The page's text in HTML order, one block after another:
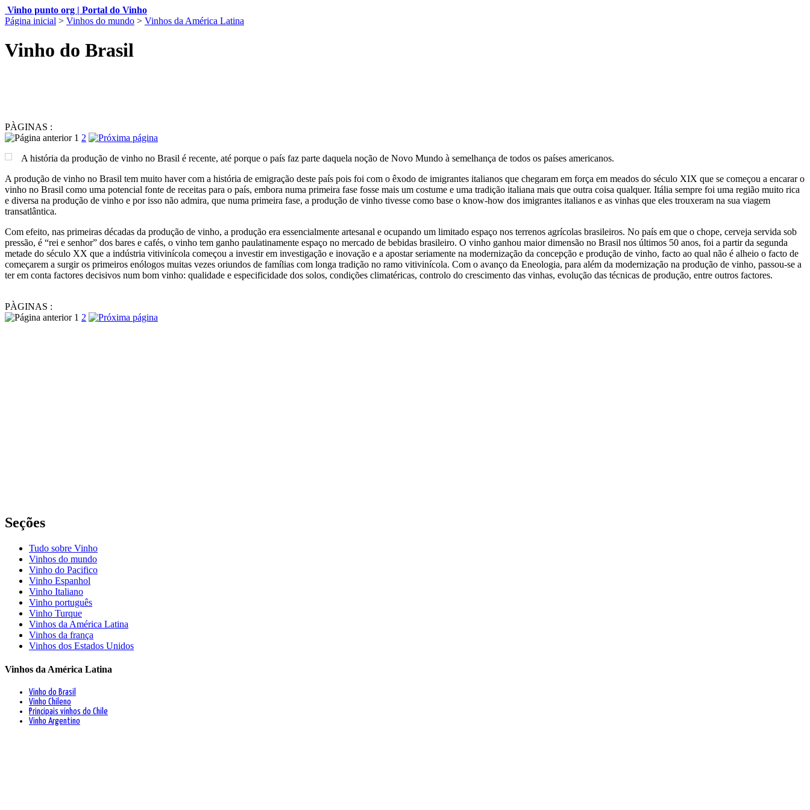
Vinho punto org | Portal do Vinho
Página inicial > Vinhos do mundo > Vinhos da América Latina
Vinho do Brasil
PÀGINAS :
1 2
A história da produção de vinho no Brasil é recente, até porque o país faz parte daquela noção de Novo Mundo à semelhança de todos os países americanos.
A produção de vinho no Brasil tem muito haver com a história de emigração deste país pois foi com o êxodo de imigrantes italianos que chegaram em força em meados do século XIX que se começou a encarar o
vinho no Brasil como uma potencial fonte de receitas para o país, embora numa primeira fase fosse mais um costume e uma tradição italiana mais que outra coisa qualquer. Itália sempre foi uma região muito rica
e diversa na produção de vinho e por isso não admira, que numa primeira fase, a produção de vinho tivesse como base o know-how dos imigrantes italianos e as vinhas que eles trouxeram na sua viagem
transatlântica.
Com efeito, nas primeiras décadas da produção de vinho, a produção era essencialmente artesanal e ocupando um limitado espaço nos terrenos agrícolas brasileiros. No país em que o chope, cerveja servida sob
pressão, é “rei e senhor” dos bares e cafés, o vinho tem ganho paulatinamente espaço no mercado de bebidas brasileiro. O vinho ganhou maior dimensão no Brasil nos últimos 50 anos, foi a partir da segunda
metade do século XX que a indústria vitivinícola começou a investir em investigação e inovação e a apostar seriamente na modernização da concepção e produção de vinho, facto ao qual não é alheio o facto de
começarem a surgir os primeiros enólogos muitas vezes oriundos de famílias com longa tradição no ramo vitivinícola. Com o avanço da Eneologia, para além da modernização na produção de vinho, passou-se a
ter em conta factores decisivos num bom vinho: qualidade e especificidade dos solos, condições climatéricas, controlo do crescimento das vinhas, evolução das técnicas de produção, entre outros factores.
PÀGINAS :
1 2
Seções
Tudo sobre Vinho
Vinhos do mundo
Vinho do Pacifico
Vinho Espanhol
Vinho Italiano
Vinho português
Vinho Turque
Vinhos da América Latina
Vinhos da frança
Vinhos dos Estados Unidos
Vinhos da América Latina
Vinho do Brasil
Vinho Chileno
Principais vinhos do Chile
Vinho Argentino